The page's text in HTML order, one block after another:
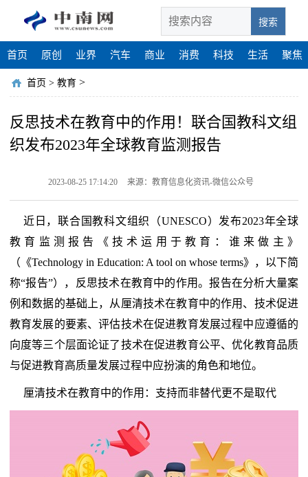
搜索
首页 原创 业界 汽车 商业 消费 科技 生活 聚焦
首页 > 教育 >
反思技术在教育中的作用！联合国教科文组
织发布2023年全球教育监测报告
2023-08-25 17:14:20 来源：教育信息化资讯-微信公众号
近日，联合国教科文组织（UNESCO）发布2023年全球
教育监测报告《技术运用于教育：谁来做主》
（《Technology in Education: A tool on whose terms》，以下简
称“报告”），反思技术在教育中的作用。报告在分析大量案
例和数据的基础上，从厘清技术在教育中的作用、技术促进
教育发展的要素、评估技术在促进教育发展过程中应遵循的
向度等三个层面论证了技术在促进教育公平、优化教育品质
与促进教育高质量发展过程中应扮演的角色和地位。
厘清技术在教育中的作用：支持而非替代更不是取代